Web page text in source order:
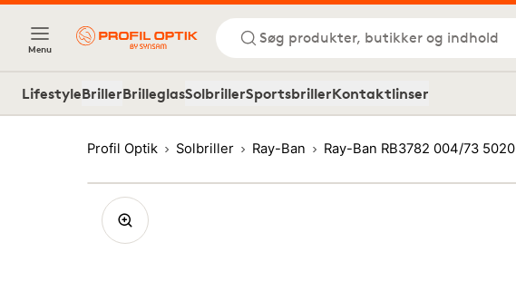
Menu
Søg produkter, butikker og indhold
LifestyleBrillerBrilleglasSolbrillerSportsbrillerKontaktlinser
Profil Optik Solbriller Ray-Ban Ray-Ban RB3782 004/73 5020